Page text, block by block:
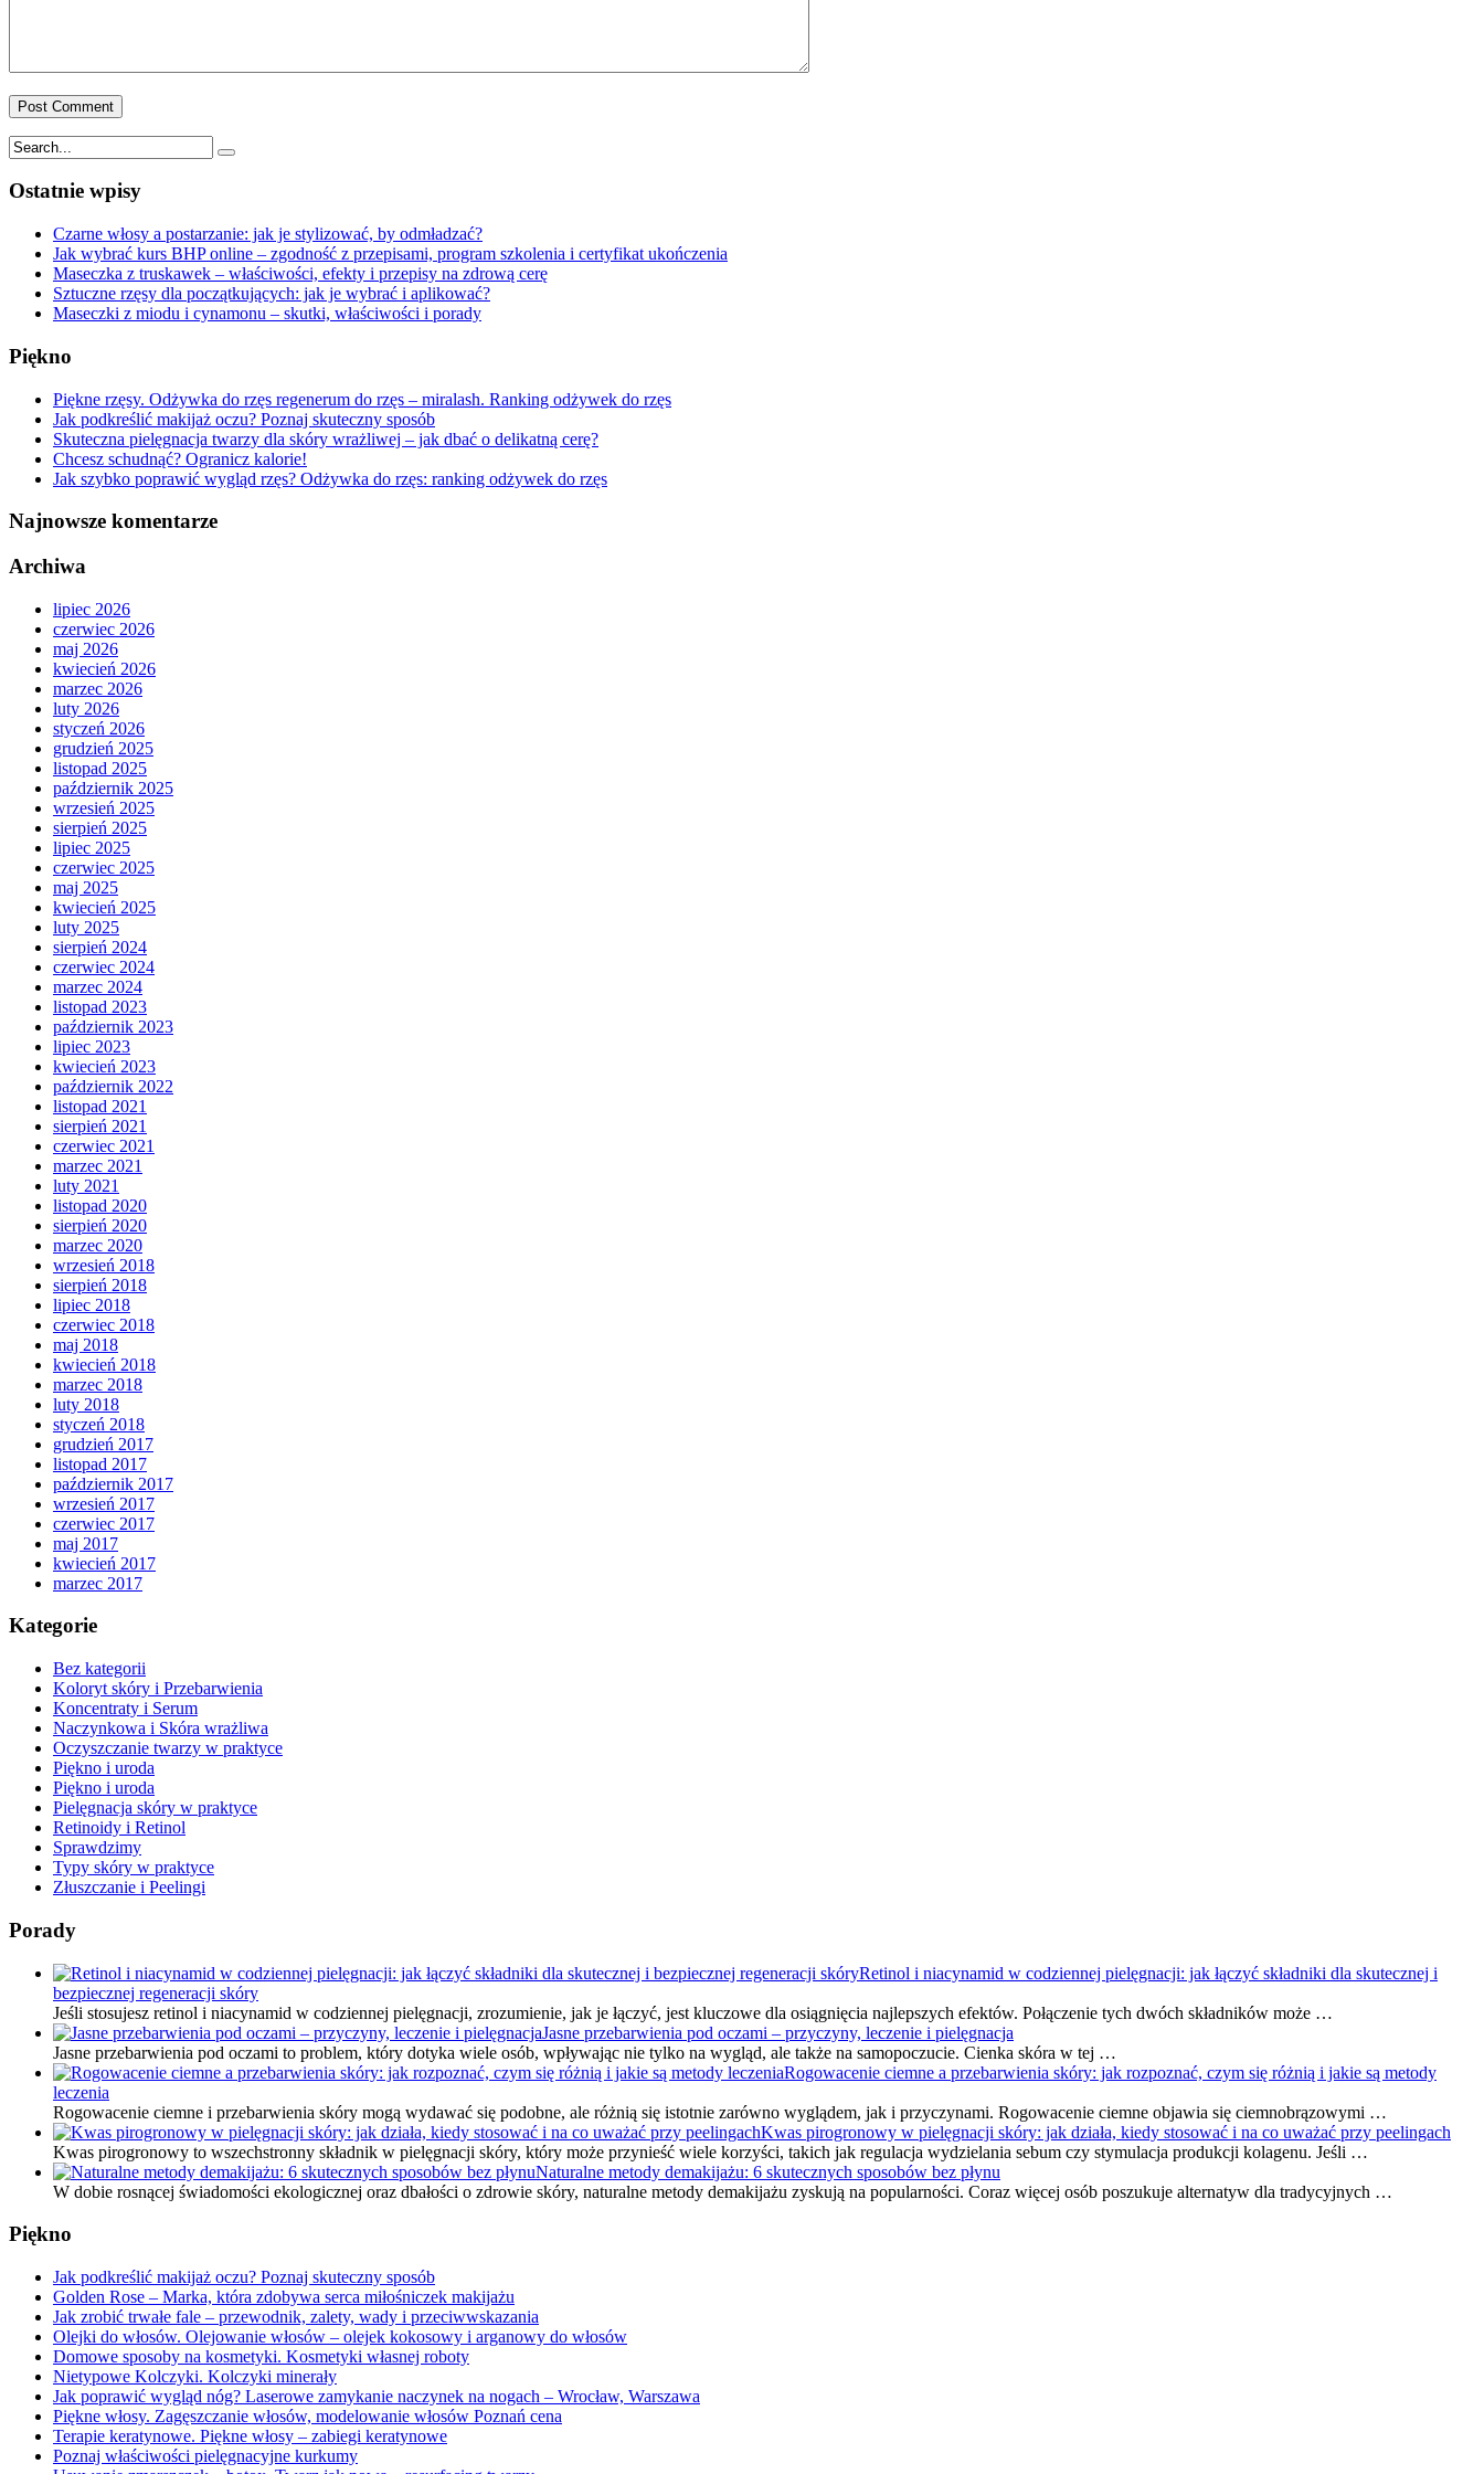
Ostatnie wpisy
Czarne włosy a postarzanie: jak je stylizować, by odmładzać?
Jak wybrać kurs BHP online – zgodność z przepisami, program szkolenia i certyfikat ukończenia
Maseczka z truskawek – właściwości, efekty i przepisy na zdrową cerę
Sztuczne rzęsy dla początkujących: jak je wybrać i aplikować?
Maseczki z miodu i cynamonu – skutki, właściwości i porady
Piękno
Piękne rzęsy. Odżywka do rzęs regenerum do rzęs – miralash. Ranking odżywek do rzęs
Jak podkreślić makijaż oczu? Poznaj skuteczny sposób
Skuteczna pielęgnacja twarzy dla skóry wrażliwej – jak dbać o delikatną cerę?
Chcesz schudnąć? Ogranicz kalorie!
Jak szybko poprawić wygląd rzęs? Odżywka do rzęs: ranking odżywek do rzęs
Najnowsze komentarze
Archiwa
lipiec 2026
czerwiec 2026
maj 2026
kwiecień 2026
marzec 2026
luty 2026
styczeń 2026
grudzień 2025
listopad 2025
październik 2025
wrzesień 2025
sierpień 2025
lipiec 2025
czerwiec 2025
maj 2025
kwiecień 2025
luty 2025
sierpień 2024
czerwiec 2024
marzec 2024
listopad 2023
październik 2023
lipiec 2023
kwiecień 2023
październik 2022
listopad 2021
sierpień 2021
czerwiec 2021
marzec 2021
luty 2021
listopad 2020
sierpień 2020
marzec 2020
wrzesień 2018
sierpień 2018
lipiec 2018
czerwiec 2018
maj 2018
kwiecień 2018
marzec 2018
luty 2018
styczeń 2018
grudzień 2017
listopad 2017
październik 2017
wrzesień 2017
czerwiec 2017
maj 2017
kwiecień 2017
marzec 2017
Kategorie
Bez kategorii
Koloryt skóry i Przebarwienia
Koncentraty i Serum
Naczynkowa i Skóra wrażliwa
Oczyszczanie twarzy w praktyce
Piękno i uroda
Piękno i uroda
Pielęgnacja skóry w praktyce
Retinoidy i Retinol
Sprawdzimy
Typy skóry w praktyce
Złuszczanie i Peelingi
Porady
Retinol i niacynamid w codziennej pielęgnacji: jak łączyć składniki dla skutecznej i
bezpiecznej regeneracji skóry
Jeśli stosujesz retinol i niacynamid w codziennej pielęgnacji, zrozumienie, jak je łączyć, jest kluczowe dla osiągnięcia najlepszych efektów. Połączenie tych dwóch składników może …
Jasne przebarwienia pod oczami – przyczyny, leczenie i pielęgnacja
Jasne przebarwienia pod oczami to problem, który dotyka wiele osób, wpływając nie tylko na wygląd, ale także na samopoczucie. Cienka skóra w tej …
Rogowacenie ciemne a przebarwienia skóry: jak rozpoznać, czym się różnią i jakie są metody
leczenia
Rogowacenie ciemne i przebarwienia skóry mogą wydawać się podobne, ale różnią się istotnie zarówno wyglądem, jak i przyczynami. Rogowacenie ciemne objawia się ciemnobrązowymi …
Kwas pirogronowy w pielęgnacji skóry: jak działa, kiedy stosować i na co uważać przy peelingach
Kwas pirogronowy to wszechstronny składnik w pielęgnacji skóry, który może przynieść wiele korzyści, takich jak regulacja wydzielania sebum czy stymulacja produkcji kolagenu. Jeśli …
Naturalne metody demakijażu: 6 skutecznych sposobów bez płynu
W dobie rosnącej świadomości ekologicznej oraz dbałości o zdrowie skóry, naturalne metody demakijażu zyskują na popularności. Coraz więcej osób poszukuje alternatyw dla tradycyjnych …
Piękno
Jak podkreślić makijaż oczu? Poznaj skuteczny sposób
Golden Rose – Marka, która zdobywa serca miłośniczek makijażu
Jak zrobić trwałe fale – przewodnik, zalety, wady i przeciwwskazania
Olejki do włosów. Olejowanie włosów – olejek kokosowy i arganowy do włosów
Domowe sposoby na kosmetyki. Kosmetyki własnej roboty
Nietypowe Kolczyki. Kolczyki minerały
Jak poprawić wygląd nóg? Laserowe zamykanie naczynek na nogach – Wrocław, Warszawa
Piękne włosy. Zagęszczanie włosów, modelowanie włosów Poznań cena
Terapie keratynowe. Piękne włosy – zabiegi keratynowe
Poznaj właściwości pielęgnacyjne kurkumy